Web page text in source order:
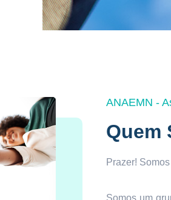
ANAEMN -
Quem
Prazer!
Somos um